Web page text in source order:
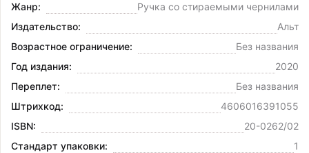
Жанр:
Ручка со стираемыми чернилами
Издательство:
Альт
Возрастное ограничение:
Без названия
Год издания:
2020
Переплет:
Без названия
Штрихкод:
4606016391055
ISBN:
20-0262/02
Стандарт упаковки:
1